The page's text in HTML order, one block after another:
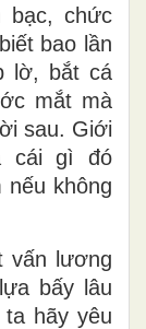
bạc, chức
bao lần
lờ, bắt cá
mắt mà
sau. Giới
cái gì đó
nếu không
vấn lương
bấy lâu
hãy yêu